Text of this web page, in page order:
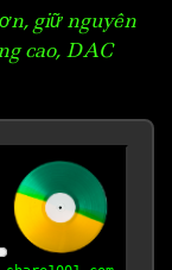
giữ nguyên
cao, DAC